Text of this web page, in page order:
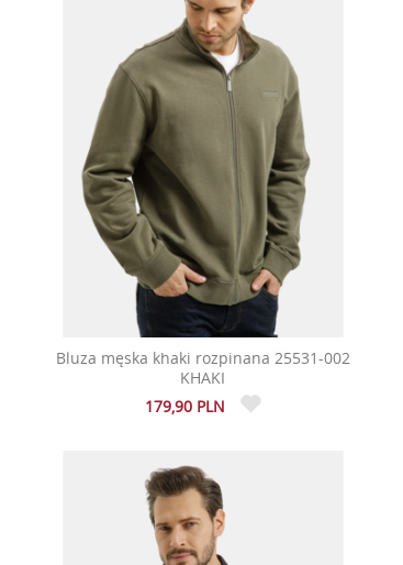
Bluza męska khaki rozpinana 25531-002
KHAKI
179,90 PLN